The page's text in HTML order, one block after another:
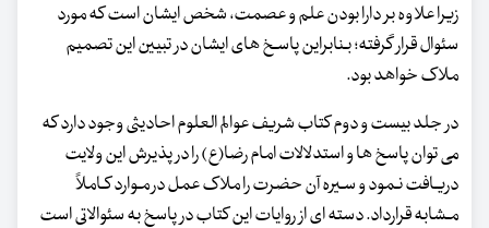
زیرا علاوه بر دارا بودن علم و عصمت، شخص ایشان است که مورد
سئوال قرار گرفته؛ بـنابراین پاسـخ های ایشان در تبیین این تصمیم
ملاک خواهد بود.
در جلد بیست و دوم کتاب شریف عوالم العلوم احادیثی وجود دارد که
می توان پاسخ ها و استدلالات امام رضا(ع) را در پذیرش این ولایت
دریـافت نـمود و سـیره آن حضرت را ملاک عمل در مـوارد کـاملاً
مـشابه قرارداد. دسته ای از روایات این کتاب در پاسخ به سئوالاتی است